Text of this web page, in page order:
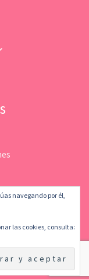
por LeMatStudio
navegando por él,
las cookies, consulta: